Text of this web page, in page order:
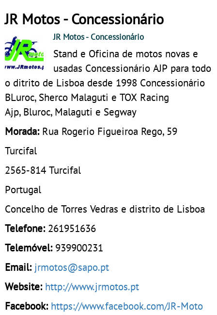
JR Motos - Concessionário
JR Motos- Concessionário
Stand e Oficina de motos novas e
usadas Concessionário AJP para todo
o ditrito de Lisboa desde 1998 Concessionário
BLuroc, Sherco Malaguti e TOX Racing
Ajp, Bluroc, Malaguti e Segway
Morada: Rua Rogerio Figueiroa Rego, 59
Turcifal
2565-814 Turcifal
Portugal
Concelho de Torres Vedras e distrito de Lisboa
Telefone: 261951636
Telemóvel: 939900231
Email: jrmotos@sapo.pt
Website: http://www.jrmotos.pt
Facebook: https://www.facebook.com/JR-Moto